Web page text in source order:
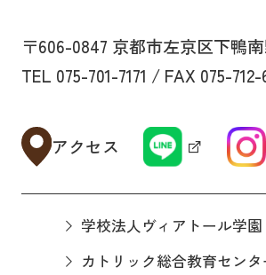
〒606-0847 京都市左京区下鴨
TEL 075-701-7171 / FAX 075-712-
アクセス
学校法人ヴィアトール学園
カトリック総合教育センタ